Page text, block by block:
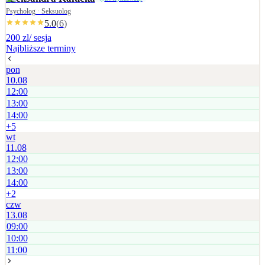
Psycholog · Seksuolog
5.0(6)
200 zl/ sesja
Najbliższe terminy
pon
10.08
12:00
13:00
14:00
+5
wt
11.08
12:00
13:00
14:00
+2
czw
13.08
09:00
10:00
11:00